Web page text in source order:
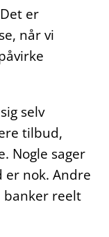
er
når vi
selv
tilbud,
Nogle sager
nok. Andre
banker reelt